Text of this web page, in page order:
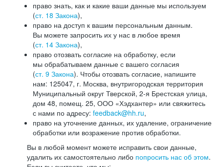
право знать, как и какие ваши данные мы используем
(ст. 18 Закона),
право на доступ к вашим персональным данным.
Вы можете запросить их у нас в любое время
(ст. 14 Закона),
право отозвать согласие на обработку, если
мы обрабатываем данные с вашего согласия
(ст. 9 Закона). Чтобы отозвать согласие, напишите
нам: 125047, г. Москва, внутригородская территория
Муниципальный округ Тверской, 2-я Брестская улица,
дом 48, помещ. 25, ООО «Хэдхантер» или свяжитесь
с нами по адресу: feedback@hh.ru,
право на уточнение данных, их удаление, ограничение
обработки или возражение против обработки.
Вы в любой момент можете исправить свои данные,
удалить их самостоятельно либо попросить нас об этом.